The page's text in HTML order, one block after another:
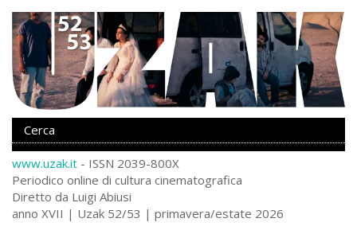
www.uzak.it - ISSN 2039-800X
Periodico online di cultura cinematografica
Diretto da Luigi Abiusi
anno XVII | Uzak 52/53 | primavera/estate 2026